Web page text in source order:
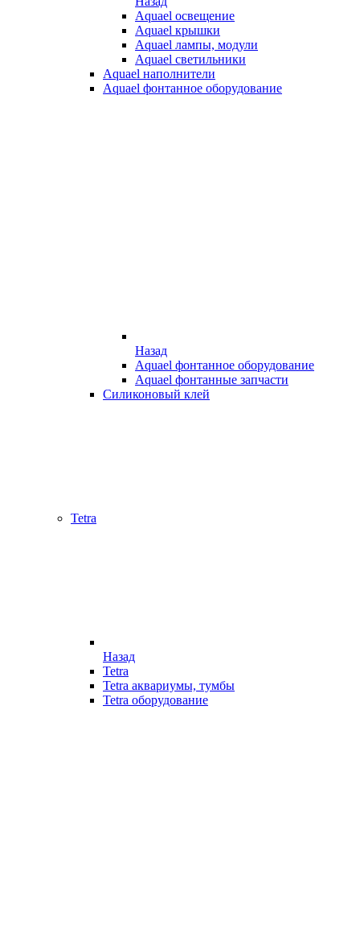
Aquael освещение
Aquael крышки
Aquael лампы, модули
Aquael светильники
Aquael наполнители
Aquael фонтанное оборудование
Назад
Aquael фонтанное оборудование
Aquael фонтанные запчасти
Силиконовый клей
Tetra
Назад
Tetra
Tetra аквариумы, тумбы
Tetra оборудование